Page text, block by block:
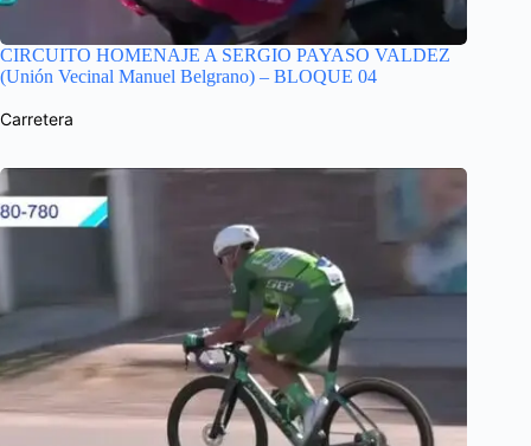
CIRCUITO HOMENAJE A SERGIO PAYASO VALDEZ
(Unión Vecinal Manuel Belgrano) – BLOQUE 04
Carretera